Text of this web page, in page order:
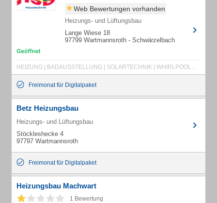
Web Bewertungen vorhanden
Heizungs- und Lüftungsbau
Lange Wiese 18
97799 Wartmannsroth - Schwärzelbach
HEIZUNG | BADAUSSTELLUNG | SOLARTECHNIK | WHIRLPOOLS | SPENGLEREI | BADMÖBEL | ALTERNATIVE ENERGIETECHNIK | BADSANIERUNG | WÄRMEPUMPEN | BAUSPENGLEREI | SANITÄR | HAUSTECHNIK | BÄDER | SOLAR
Freimonat für Digitalpaket
Betz Heizungsbau
Heizungs- und Lüftungsbau
Stöckleshecke 4
97797 Wartmannsroth
Freimonat für Digitalpaket
Heizungsbau Machwart
1 Bewertung